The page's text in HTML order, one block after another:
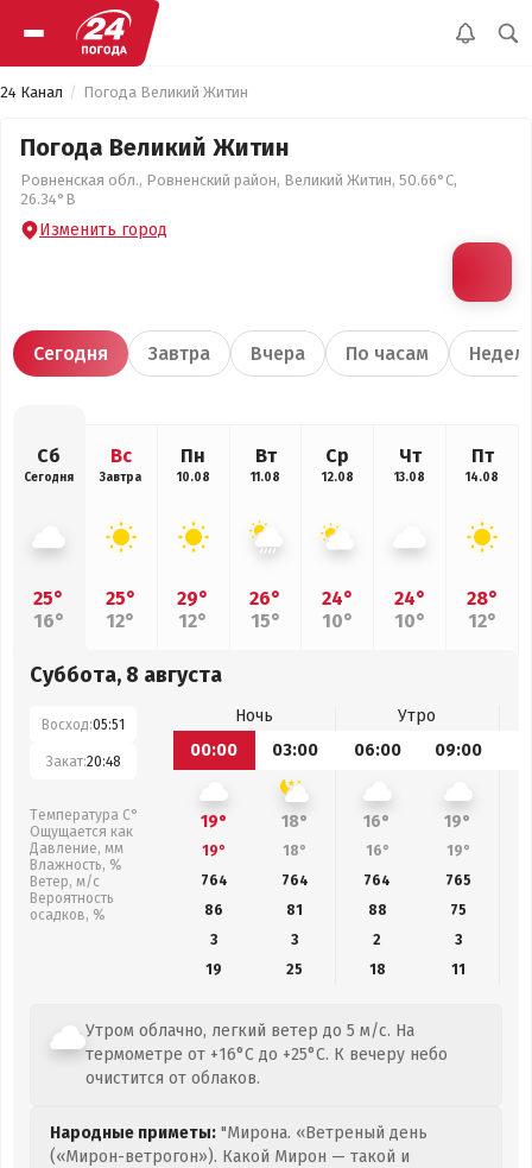
24 Канал Погода Великий Житин
Погода Великий Житин
Ровненская обл., Ровненский район, Великий Житин, 50.66°С,
26.34°В
Изменить город
Сегодня Завтра Вчера По часам
Сб
Сегодня
25°
16°
Вс
Завтра
25°
12°
Пн
10.08
29°
12°
Вт
11.08
26°
15°
Ср
12.08
24°
10°
Чт
13.08
24°
10°
Пт
14.08
28°
12°
Суббота, 8 августа
Восход:05:51
Закат:20:48
Температура С°
Ощущается как
Давление, мм
Влажность, %
Ветер, м/с
Вероятность
осадков, %
Ночь
Утро
00:00
03:00 06:00 09:00
19° 18° 16° 19°
19° 18° 16° 19°
764
764 764 765
86
81 88 75
3
3 2
3
19
25 18 11
Утром облачно, легкий ветер до 5 м/с. На
термометре от +16°C до +25°C. К вечеру небо
очистится от облаков.
Народные приметы: "Мирона. «Ветреный день
(«Мирон-ветрогон»). Какой Мирон — такой и